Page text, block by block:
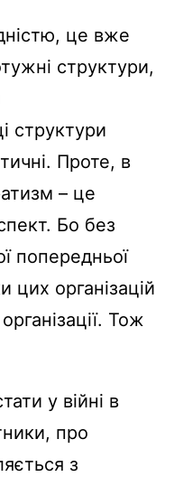
це вже
структури,
структури
Проте, в
– це
Бо без
попередньої
цих організацій
Тож
у війні в
про
з